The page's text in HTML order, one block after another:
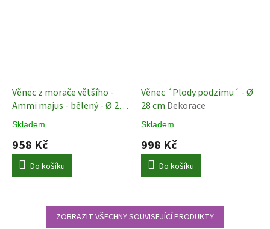
Věnec z morače většího -
Ammi majus - bělený - Ø 28
cm Dekorace
Skladem
958 Kč
Do košíku
Věnec ´Plody podzimu´ - Ø
28 cm Dekorace
Skladem
998 Kč
Do košíku
ZOBRAZIT VŠECHNY SOUVISEJÍCÍ PRODUKTY